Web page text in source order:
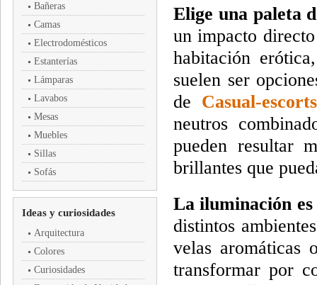
Bañeras
Camas
Electrodomésticos
Estanterías
Lámparas
Lavabos
Mesas
Muebles
Sillas
Sofás
Ideas y curiosidades
Arquitectura
Colores
Curiosidades
Elige una paleta
un impacto
habitación
suelen ser
de Casual-
neutros
pueden resultar
brillantes que
La iluminación es
distintos
velas aromáticas
transformar por